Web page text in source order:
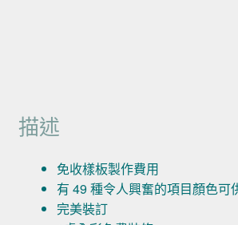
描述
免收樣板製作費用
有 49 種令人興奮的項目顏色可
完美裝訂